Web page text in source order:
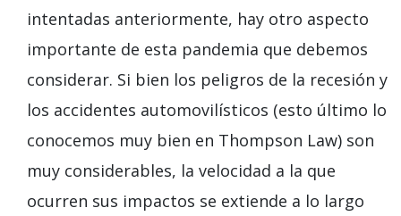
intentadas anteriormente, hay otro aspecto
importante de esta pandemia que debemos
considerar. Si bien los peligros de la recesión y
los accidentes automovilísticos (esto último lo
conocemos muy bien en Thompson Law) son
muy considerables, la velocidad a la que
ocurren sus impactos se extiende a lo largo